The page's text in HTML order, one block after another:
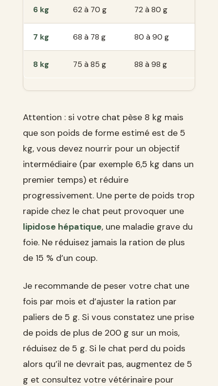
6 kg 62 à 70 g 72 à 80 g
7 kg 68 à 78 g 80 à 90 g
8 kg 75 à 85 g 88 à 98 g
Attention : si votre chat pèse 8 kg mais
que son poids de forme estimé est de 5
kg, vous devez nourrir pour un objectif
intermédiaire (par exemple 6,5 kg dans un
premier temps) et réduire
progressivement. Une perte de poids trop
rapide chez le chat peut provoquer une
lipidose hépatique, une maladie grave du
foie. Ne réduisez jamais la ration de plus
de 15 % d’un coup.
Je recommande de peser votre chat une
fois par mois et d’ajuster la ration par
paliers de 5 g. Si vous constatez une prise
de poids de plus de 200 g sur un mois,
réduisez de 5 g. Si le chat perd du poids
alors qu’il ne devrait pas, augmentez de 5
g et consultez votre vétérinaire pour